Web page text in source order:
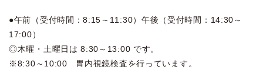
●午前（受付時間：8:15～11:30）午後（受付時間：14:30～
17:00）
◎木曜・土曜日は 8:30～13:00 です。
※8:30～10:00 胃内視鏡検査を行っています。